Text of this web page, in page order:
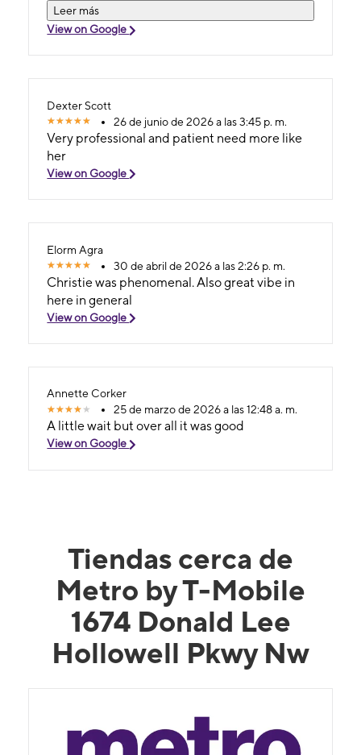
and quickly. Please keep this location in our
neighborhood with these same reps.
Leer más
View on Google
Dexter Scott
26 de junio de 2026 a las 3:45 p. m.
Very professional and patient need more like
her
View on Google
Elorm Agra
30 de abril de 2026 a las 2:26 p. m.
Christie was phenomenal. Also great vibe in
here in general
View on Google
Annette Corker
25 de marzo de 2026 a las 12:48 a. m.
A little wait but over all it was good
View on Google
Tiendas cerca de
Metro by T-Mobile
1674 Donald Lee
Hollowell Pkwy Nw